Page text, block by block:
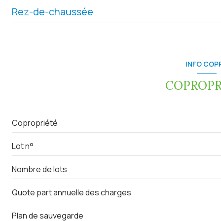
Rez-de-chaussée
chambre
chambre
WC
Placard
INFO
Copropriété
Lot n°
Nombre de lots
Quote part annuelle des charges
Plan de sauvegarde